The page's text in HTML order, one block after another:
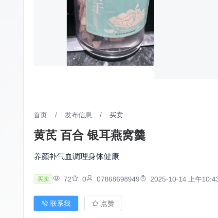
首页 / 发布信息 / 买卖
黄芪 百合 银耳燕窝羹
养颜补气血调理身体健康
买卖 72 0 07868698949 2025-10-14 上午
联系我 点赞